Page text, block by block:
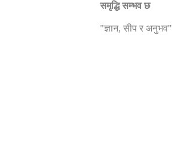
समृद्धि सम्भव छ
"ज्ञान, सीप र अनुभव"